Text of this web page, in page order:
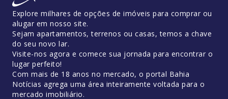
Explore milhares de opções de imóveis para comprar ou
alugar em nosso site.
Sejam apartamentos, terrenos ou casas, temos a chave
do seu novo lar.
Visite-nos agora e comece sua jornada para encontrar o
lugar perfeito!
Com mais de 18 anos no mercado, o portal Bahia
Notícias agrega uma área inteiramente voltada para o
mercado imobiliário.